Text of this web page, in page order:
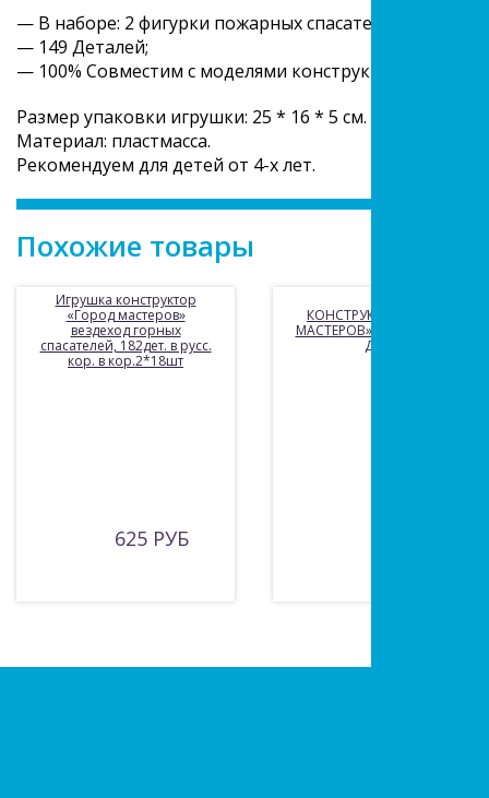
— В наборе: 2 фигурки пожарных спасателей +
— 149 Деталей;
— 100% Совместим с моделями конструкторов
Размер упаковки игрушки: 25 * 16 * 5 см.
Материал: пластмасса.
Рекомендуем для детей от 4-х лет.
Похожие товары
Игрушка конструктор
«Город мастеров»
вездеход горных
спасателей, 182дет. в русс.
кор. в кор.2*18шт
625 РУБ
КОНСТРУКТОР «ГОРОД
МАСТЕРОВ» ЗАГОРОДНЫЙ
ДОМ.